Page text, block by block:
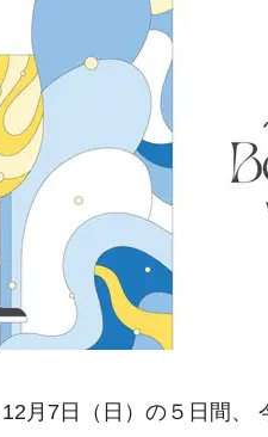
月7日（日）の５日間、